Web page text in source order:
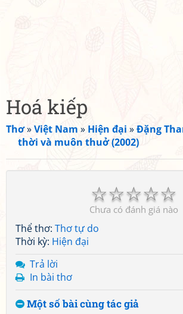
Hoá kiếp
Thơ»Việt Nam » Hiện đại »Đặng
thời và muôn thuở (2002)
☆
☆
☆
☆
☆
Chưa có đánh giá nào
Thể thơ: Thơ tự do
Thời kỳ: Hiện đại
Trả lời
In bài thơ
Một số bài cùng tác giả